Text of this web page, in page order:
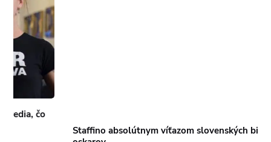
Staffino absolútnym víťazom slovenských biznisových